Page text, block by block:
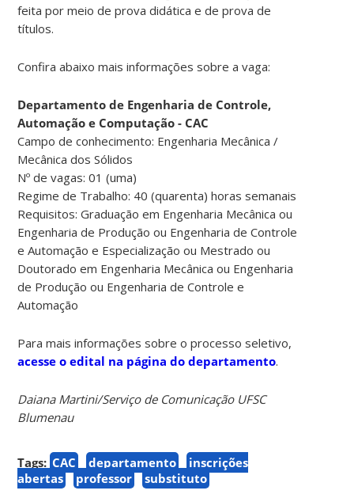
feita por meio de prova didática e de prova de
títulos.
Confira abaixo mais informações sobre a vaga:
Departamento de Engenharia de Controle,
Automação e Computação - CAC
Campo de conhecimento: Engenharia Mecânica /
Mecânica dos Sólidos
Nº de vagas: 01 (uma)
Regime de Trabalho: 40 (quarenta) horas semanais
Requisitos: Graduação em Engenharia Mecânica ou
Engenharia de Produção ou Engenharia de Controle
e Automação e Especialização ou Mestrado ou
Doutorado em Engenharia Mecânica ou Engenharia
de Produção ou Engenharia de Controle e
Automação
Para mais informações sobre o processo seletivo,
acesse o edital na página do departamento.
Daiana Martini/Serviço de Comunicação UFSC
Blumenau
Tags: CAC departamento
inscrições
abertas
professor substituto